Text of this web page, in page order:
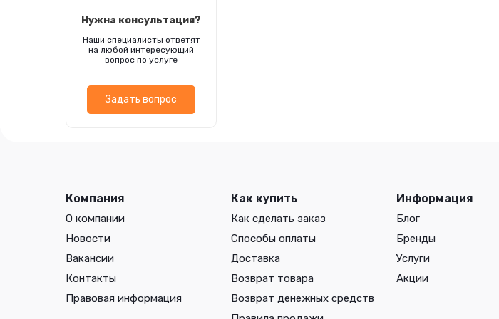
Нужна консультация?
Наши специалисты ответят
на любой интересующий
вопрос по услуге
Задать вопрос
Компания
О компании
Новости
Вакансии
Контакты
Правовая информация
Как купить
Как сделать заказ
Способы оплаты
Доставка
Возврат товара
Возврат денежных средств
Информация
Блог
Бренды
Услуги
Акции